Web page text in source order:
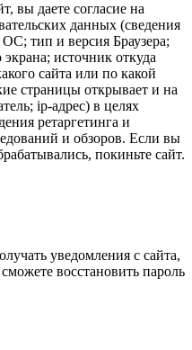
вы даете согласие на
данных (сведения
тип и версия Браузера;
источник откуда
сайта или по какой
страницы открывает и на
ip-адрес) в целях
ретаргетинга и
и обзоров. Если вы
покиньте сайт.
уведомления с сайта,
восстановить пароль